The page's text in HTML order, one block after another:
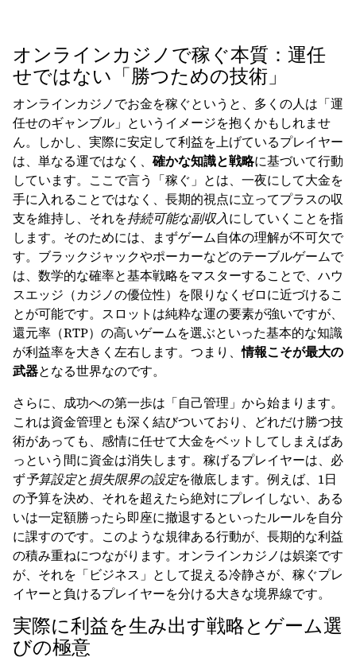
オンラインカジノで稼ぐ本質：運任
せではない「勝つための技術」
オンラインカジノでお金を稼ぐというと、多くの人は「運
任せのギャンブル」というイメージを抱くかもしれませ
ん。しかし、実際に安定して利益を上げているプレイヤー
は、単なる運ではなく、 確かな知識と戦略に基づいて行動
しています。ここで言う「稼ぐ」とは、一夜にして大金を
手に入れることではなく、長期的視点に立ってプラスの収
支を維持し、それを持続可能な副収入にしていくことを指
します。そのためには、まずゲーム自体の理解が不可欠で
す。ブラックジャックやポーカーなどのテーブルゲームで
は、数学的な確率と基本戦略をマスターすることで、ハウ
スエッジ（カジノの優位性）を限りなくゼロに近づけるこ
とが可能です。スロットは純粋な運の要素が強いですが、
還元率（RTP）の高いゲームを選ぶといった基本的な知識
が利益率を大きく左右します。つまり、情報こそが最大の
武器となる世界なのです。
さらに、成功への第一歩は「自己管理」から始まります。
これは資金管理とも深く結びついており、どれだけ勝つ技
術があっても、感情に任せて大金をベットしてしまえばあ
っという間に資金は消失します。稼げるプレイヤーは、必
ず予算設定と損失限界の設定を徹底します。例えば、1日
の予算を決め、それを超えたら絶対にプレイしない、ある
いは一定額勝ったら即座に撤退するといったルールを自分
に課すのです。このような規律ある行動が、長期的な利益
の積み重ねにつながります。オンラインカジノは娯楽です
が、それを「ビジネス」として捉える冷静さが、稼ぐプレ
イヤーと負けるプレイヤーを分ける大きな境界線です。
実際に利益を生み出す戦略とゲーム選
びの極意